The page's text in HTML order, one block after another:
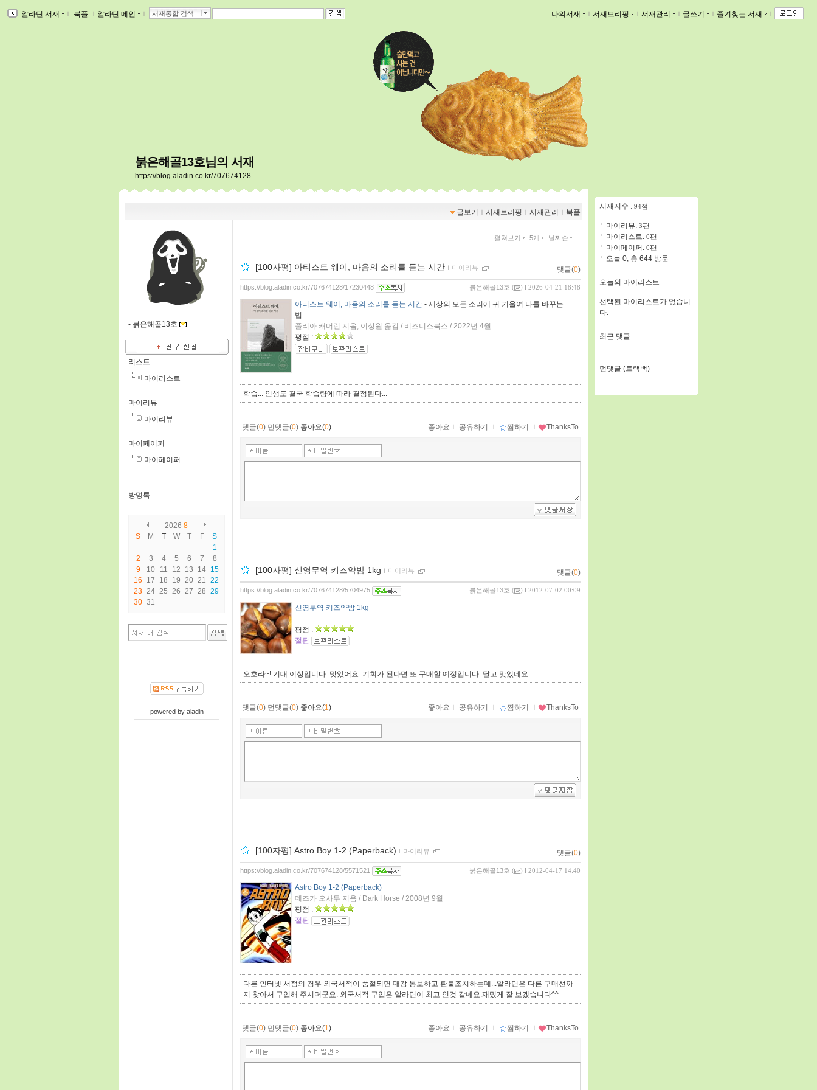
알라딘 서재 ｌ 북플 ｌ 알라딘 메인 ｌ 서재통합 검색 나의서재 ｌ 서재브리핑 ｌ 서재관리 ｌ 글쓰기 ｌ 즐겨찾는 서재 ｌ
붉은해골13호님의 서재
https://blog.aladin.co.kr/707674128
글보기 ｌ 서재브리핑 ｌ 서재관리 ｌ 북플
- 붉은해골13호
리스트
마이리스트
마이리뷰
마이리뷰
마이페이퍼
마이페이퍼
방명록
2026 8
S
M T W T F
S
1
2
3 4 5 6 7
8
9
10 11 12 13 14 15
16
17 18 19 20 21 22
23 24 25 26 27 28 29
30 31
powered by aladin
펼쳐보기 5개 날짜순
[100자평] 아티스트 웨이, 마음의 소리를 듣는 시간 ｌ 마이리뷰 댓글(0)
붉은해골13호 ( ) l 2026-04-21 18:48
https://blog.aladin.co.kr/707674128/17230448
아티스트 웨이, 마음의 소리를 듣는 시간 - 세상의 모든 소리에 귀 기울여 나를 바꾸는
법
줄리아 캐머런 지음, 이상원 옮김 / 비즈니스북스 / 2022년 4월
평점 :
학습... 인생도 결국 학습량에 따라 결정된다...
댓글(0) 먼댓글(0) 좋아요(0) 좋아요 ｌ 공유하기 ｌ 찜하기 ｌ ThanksTo
[100자평] 신영무역 키즈약밤 1kg ｌ 마이리뷰 댓글(0)
붉은해골13호 ( ) l 2012-07-02 00:09
https://blog.aladin.co.kr/707674128/5704975
신영무역 키즈약밤 1kg
평점 :
절판
오호라~! 기대 이상입니다. 맛있어요. 기회가 된다면 또 구매할 예정입니다. 달고 맛있네요.
댓글(0) 먼댓글(0) 좋아요(1) 좋아요 ｌ 공유하기 ｌ 찜하기 ｌ ThanksTo
[100자평] Astro Boy 1-2 (Paperback) ｌ 마이리뷰 댓글(0)
붉은해골13호 ( ) l 2012-04-17 14:40
https://blog.aladin.co.kr/707674128/5571521
Astro Boy 1-2 (Paperback)
데즈카 오사무 지음 / Dark Horse / 2008년 9월
평점 :
절판
다른 인터넷 서점의 경우 외국서적이 품절되면 대강 통보하고 환불조치하는데...알라딘은 다른 구매선까
지 찾아서 구입해 주시더군요. 외국서적 구입은 알라딘이 최고 인것 같네요.재밌게 잘 보겠습니다^^
댓글(0) 먼댓글(0) 좋아요(1) 좋아요 ｌ 공유하기 ｌ 찜하기 ｌ ThanksTo
서재지수 : 94점
마이리뷰: 3편
마이리스트: 0편
마이페이퍼: 0편
오늘 0, 총 644 방문
오늘의 마이리스트
선택된 마이리스트가 없습니
다.
최근 댓글
먼댓글 (트랙백)